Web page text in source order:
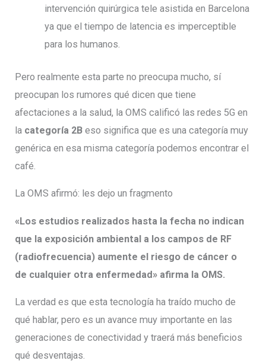
intervención quirúrgica tele asistida en Barcelona
ya que el tiempo de latencia es imperceptible
para los humanos.
Pero realmente esta parte no preocupa mucho, sí
preocupan los rumores qué dicen que tiene
afectaciones a la salud, la OMS calificó las redes 5G en
la categoría 2B eso significa que es una categoría muy
genérica en esa misma categoría podemos encontrar el
café.
La OMS afirmó: les dejo un fragmento
«Los estudios realizados hasta la fecha no indican
que la exposición ambiental a los campos de RF
(radiofrecuencia) aumente el riesgo de cáncer o
de cualquier otra enfermedad» afirma la OMS.
La verdad es que esta tecnología ha traído mucho de
qué hablar, pero es un avance muy importante en las
generaciones de conectividad y traerá más beneficios
qué desventajas.